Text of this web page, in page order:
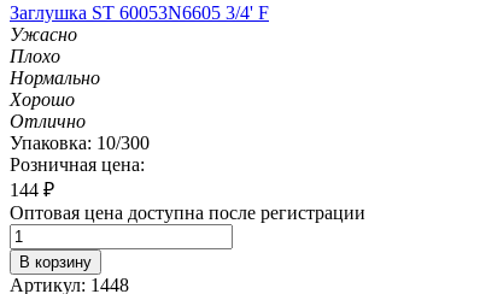
Заглушка ST 60053N6605 3/4' F
Ужасно
Плохо
Нормально
Хорошо
Отлично
Упаковка: 10/300
Розничная цена:
144 ₽
Оптовая цена доступна после регистрации
В корзину
Артикул: 1448